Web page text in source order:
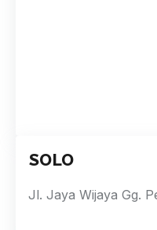
SOLO
Jl. Jaya Wijaya Gg.